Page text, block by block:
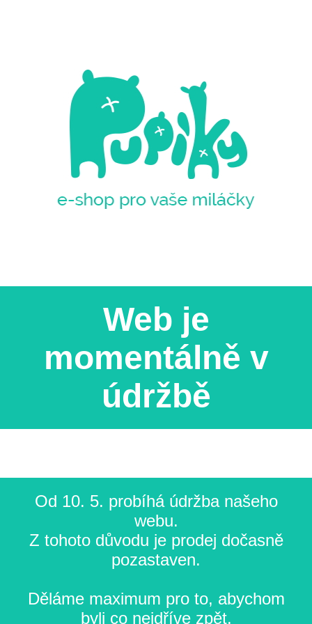
Web je
momentálně v
údržbě
Od 10. 5. probíhá údržba našeho
webu.
Z tohoto důvodu je prodej dočasně
pozastaven.
Děláme maximum pro to, abychom
byli co nejdříve zpět.